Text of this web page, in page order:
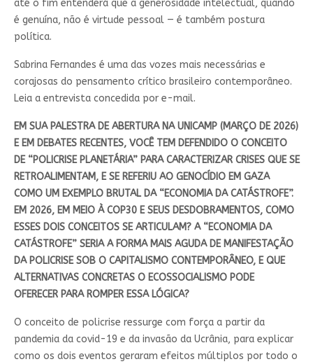
até o fim entenderá que a generosidade intelectual, quando
é genuína, não é virtude pessoal — é também postura
política.
Sabrina Fernandes é uma das vozes mais necessárias e
corajosas do pensamento crítico brasileiro contemporâneo.
Leia a entrevista concedida por e-mail.
EM SUA PALESTRA DE ABERTURA NA UNICAMP (MARÇO DE 2026)
E EM DEBATES RECENTES, VOCÊ TEM DEFENDIDO O CONCEITO
DE “POLICRISE PLANETÁRIA” PARA CARACTERIZAR CRISES QUE SE
RETROALIMENTAM, E SE REFERIU AO GENOCÍDIO EM GAZA
COMO UM EXEMPLO BRUTAL DA “ECONOMIA DA CATÁSTROFE”.
EM 2026, EM MEIO À COP30 E SEUS DESDOBRAMENTOS, COMO
ESSES DOIS CONCEITOS SE ARTICULAM? A “ECONOMIA DA
CATÁSTROFE” SERIA A FORMA MAIS AGUDA DE MANIFESTAÇÃO
DA POLICRISE SOB O CAPITALISMO CONTEMPORÂNEO, E QUE
ALTERNATIVAS CONCRETAS O ECOSSOCIALISMO PODE
OFERECER PARA ROMPER ESSA LÓGICA?
O conceito de policrise ressurge com força a partir da
pandemia da covid-19 e da invasão da Ucrânia, para explicar
como os dois eventos geraram efeitos múltiplos por todo o